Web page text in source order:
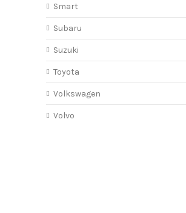
Smart
Subaru
Suzuki
Toyota
Volkswagen
Volvo